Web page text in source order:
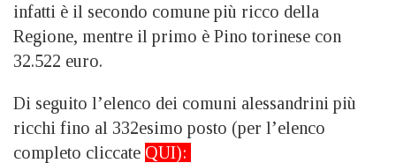
infatti è il secondo comune più ricco della
Regione, mentre il primo è Pino torinese con
32.522 euro.
Di seguito l’elenco dei comuni alessandrini più
ricchi fino al 332esimo posto (per l’elenco
completo cliccate QUI):